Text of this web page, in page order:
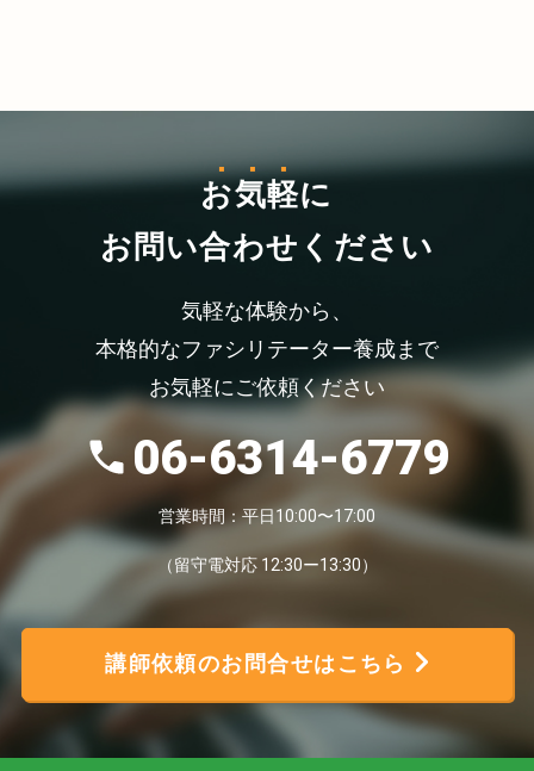
お気軽に
お問い合わせください
気軽な体験から、
本格的なファシリテーター養成まで
お気軽にご依頼ください
06-6314-6779
営業時間：平日10:00〜17:00
（留守電対応 12:30ー13:30）
講師依頼のお問合せはこちら